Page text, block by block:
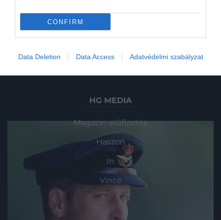
CONFIRM
Data Deletion Data Access Adatvédelmi szabályzat
Utazás
Pénz
HG MEDIA
Magazin-előfizetés
Haszon
In
Vince
KAPCSOLAT